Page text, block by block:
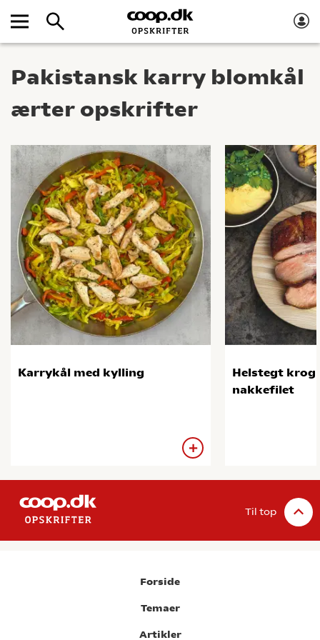
Pakistansk karry blomkål
ærter opskrifter
Karrykål med kylling
Helstegt
nakkefilet
Til top
Forside
Temaer
Artikler